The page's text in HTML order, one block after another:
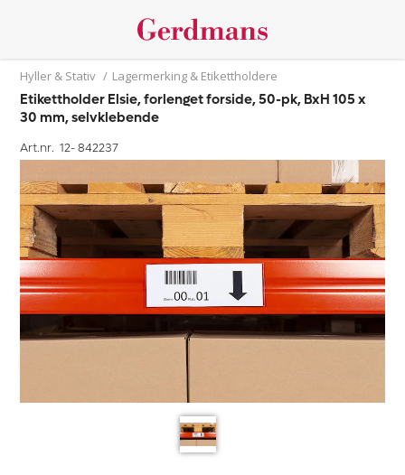
Hyller & Stativ / Lagermerking & Etikettholdere
Etikettholder Elsie, forlenget forside, 50-pk, BxH 105 x
30 mm, selvklebende
Art.nr. 12-842237